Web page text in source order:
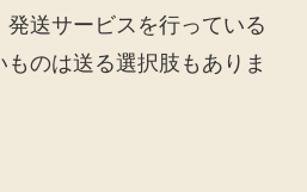
発送サービスを行っている
のは送る選択肢もありま